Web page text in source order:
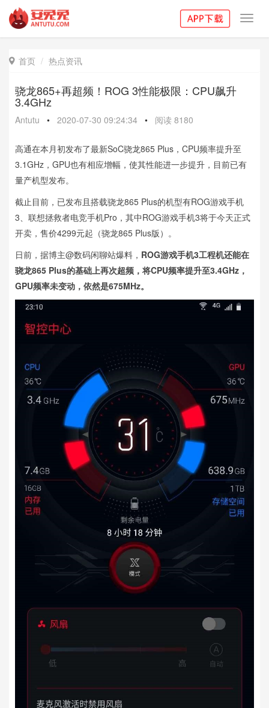
 首页 热点资讯
骁龙865+再超频！ROG 3性能极限：CPU飙升
3.4GHz
Antutu • 2020-07-30 09:24:34 • 阅读 8180
高通在本月初发布了最新SoC骁龙865 Plus，CPU频率提升至
3.1GHz，GPU也有相应增幅，使其性能进一步提升，目前已有
量产机型发布。
截止目前，已发布且搭载骁龙865 Plus的机型有ROG游戏手机
3、联想拯救者电竞手机Pro，其中ROG游戏手机3将于今天正式
开卖，售价4299元起（骁龙865 Plus版）。
日前，据博主@数码闲聊站爆料， ROG游戏手机3工程机还能在
骁龙865 Plus的基础上再次超频，将CPU频率提升至3.4GHz，
GPU频率未变动，依然是675MHz。